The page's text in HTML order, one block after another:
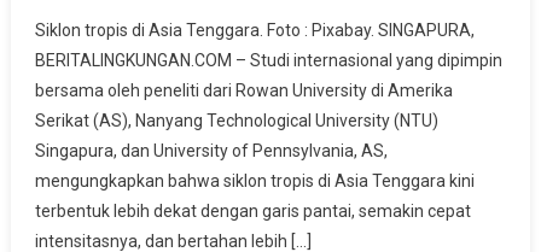
Tropis
Yang
Dipicu
Perubahan
Iklim
Ancam
Kota
Pesisir
Siklon tropis di Asia Tenggara. Foto : Pixabay. SINGAPURA,
BERITALINGKUNGAN.COM – Studi internasional yang dipimpin
bersama oleh peneliti dari Rowan University di Amerika
Serikat (AS), Nanyang Technological University (NTU)
Singapura, dan University of Pennsylvania, AS,
mengungkapkan bahwa siklon tropis di Asia Tenggara kini
terbentuk lebih dekat dengan garis pantai, semakin cepat
intensitasnya, dan bertahan lebih […]